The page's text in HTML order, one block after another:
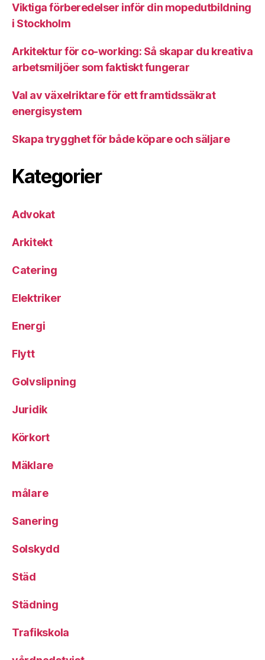
Viktiga förberedelser inför din mopedutbildning
i Stockholm
Arkitektur för co-working: Så skapar du kreativa
arbetsmiljöer som faktiskt fungerar
Val av växelriktare för ett framtidssäkrat
energisystem
Skapa trygghet för både köpare och säljare
Kategorier
Advokat
Arkitekt
Catering
Elektriker
Energi
Flytt
Golvslipning
Juridik
Körkort
Mäklare
målare
Sanering
Solskydd
Städ
Städning
Trafikskola